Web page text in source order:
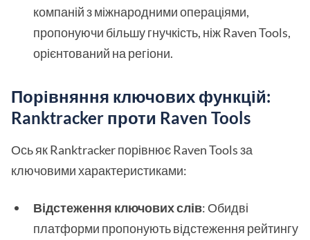
компаній з міжнародними операціями,
пропонуючи більшу гнучкість, ніж Raven Tools,
орієнтований на регіони.
Порівняння ключових функцій:
Ranktracker проти Raven Tools
Ось як Ranktracker порівнює Raven Tools за
ключовими характеристиками:
Відстеження ключових слів: Обидві
платформи пропонують відстеження рейтингу